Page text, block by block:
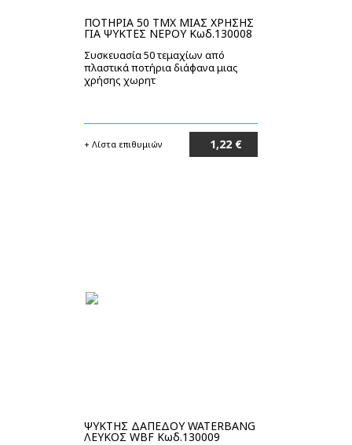
ΠΟΤΗΡΙΑ 50 ΤΜΧ ΜΙΑΣ ΧΡΗΣΗΣ
ΓΙΑ ΨΥΚΤΕΣ ΝΕΡΟΥ Κωδ.130008
Συσκευασία 50 τεμαχίων από
πλαστικά ποτήρια διάφανα μιας
χρήσης χωρητ
+ Λίστα επιθυμιών 1,22 €
ΨΥΚΤΗΣ ΔΑΠΕΔΟΥ WATERBANG
ΛΕΥΚΟΣ WBF Κωδ.130009